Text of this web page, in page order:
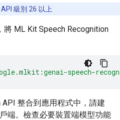
級別 26 以上
將 ML Kit Speech Recognition
speech-
整合到應用程式中，請建
端。檢查必要裝置端模型功能